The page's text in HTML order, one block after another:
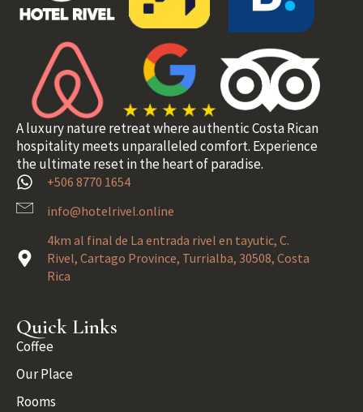
A luxury nature retreat where authentic Costa Rican
hospitality meets unparalleled comfort. Experience
the ultimate reset in the heart of paradise.
+506 8770 1654
info@hotelrivel.online
4km al final de La entrada rivel en tayutic, C.
Rivel, Cartago Province, Turrialba, 30508, Costa
Rica
Quick Links
Coffee
Our Place
Rooms